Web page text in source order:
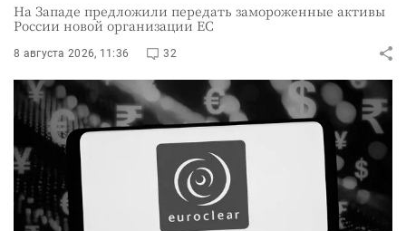
На Западе предложили передать замороженные активы
России новой организации ЕС
8 августа 2026, 11:36 32